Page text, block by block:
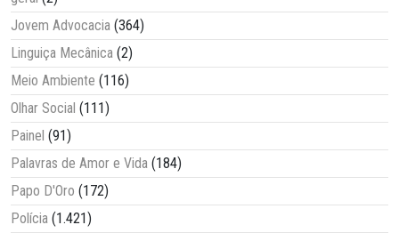
Jovem Advocacia (364)
Linguiça Mecânica (2)
Meio Ambiente (116)
Olhar Social (111)
Painel (91)
Palavras de Amor e Vida (184)
Papo D'Oro (172)
Polícia (1.421)